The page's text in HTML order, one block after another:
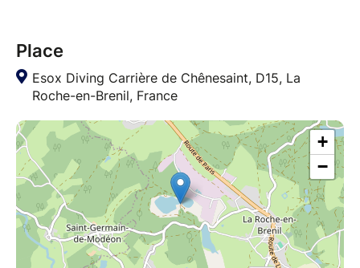
Place
Esox Diving Carrière de Chênesaint, D15, La
Roche-en-Brenil, France
+
−